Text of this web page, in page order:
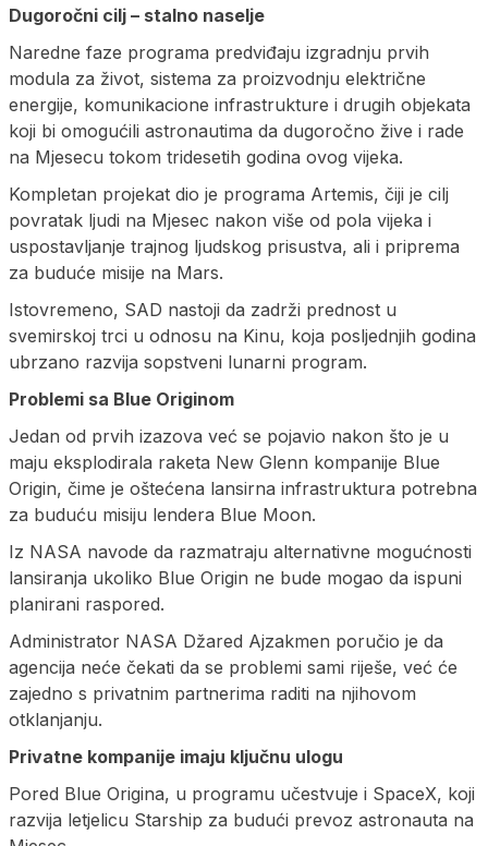
Dugoročni cilj – stalno naselje
Naredne faze programa predviđaju izgradnju prvih
modula za život, sistema za proizvodnju električne
energije, komunikacione infrastrukture i drugih objekata
koji bi omogućili astronautima da dugoročno žive i rade
na Mjesecu tokom tridesetih godina ovog vijeka.
Kompletan projekat dio je programa Artemis, čiji je cilj
povratak ljudi na Mjesec nakon više od pola vijeka i
uspostavljanje trajnog ljudskog prisustva, ali i priprema
za buduće misije na Mars.
Istovremeno, SAD nastoji da zadrži prednost u
svemirskoj trci u odnosu na Kinu, koja posljednjih godina
ubrzano razvija sopstveni lunarni program.
Problemi sa Blue Originom
Jedan od prvih izazova već se pojavio nakon što je u
maju eksplodirala raketa New Glenn kompanije Blue
Origin, čime je oštećena lansirna infrastruktura potrebna
za buduću misiju lendera Blue Moon.
Iz NASA navode da razmatraju alternativne mogućnosti
lansiranja ukoliko Blue Origin ne bude mogao da ispuni
planirani raspored.
Administrator NASA Džared Ajzakmen poručio je da
agencija neće čekati da se problemi sami riješe, već će
zajedno s privatnim partnerima raditi na njihovom
otklanjanju.
Privatne kompanije imaju ključnu ulogu
Pored Blue Origina, u programu učestvuje i SpaceX, koji
razvija letjelicu Starship za budući prevoz astronauta na